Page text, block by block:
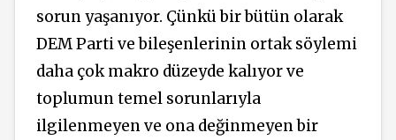
sorun yaşanıyor. Çünkü bir bütün olarak
DEM Parti ve bileşenlerinin ortak söylemi
daha çok makro düzeyde kalıyor ve
toplumun temel sorunlarıyla
ilgilenmeyen ve ona değinmeyen bir